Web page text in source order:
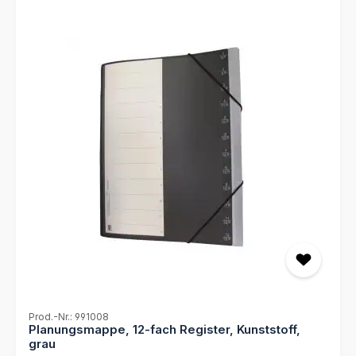
Prod.-Nr.: 991008
Planungsmappe, 12-fach Register, Kunststoff,
grau